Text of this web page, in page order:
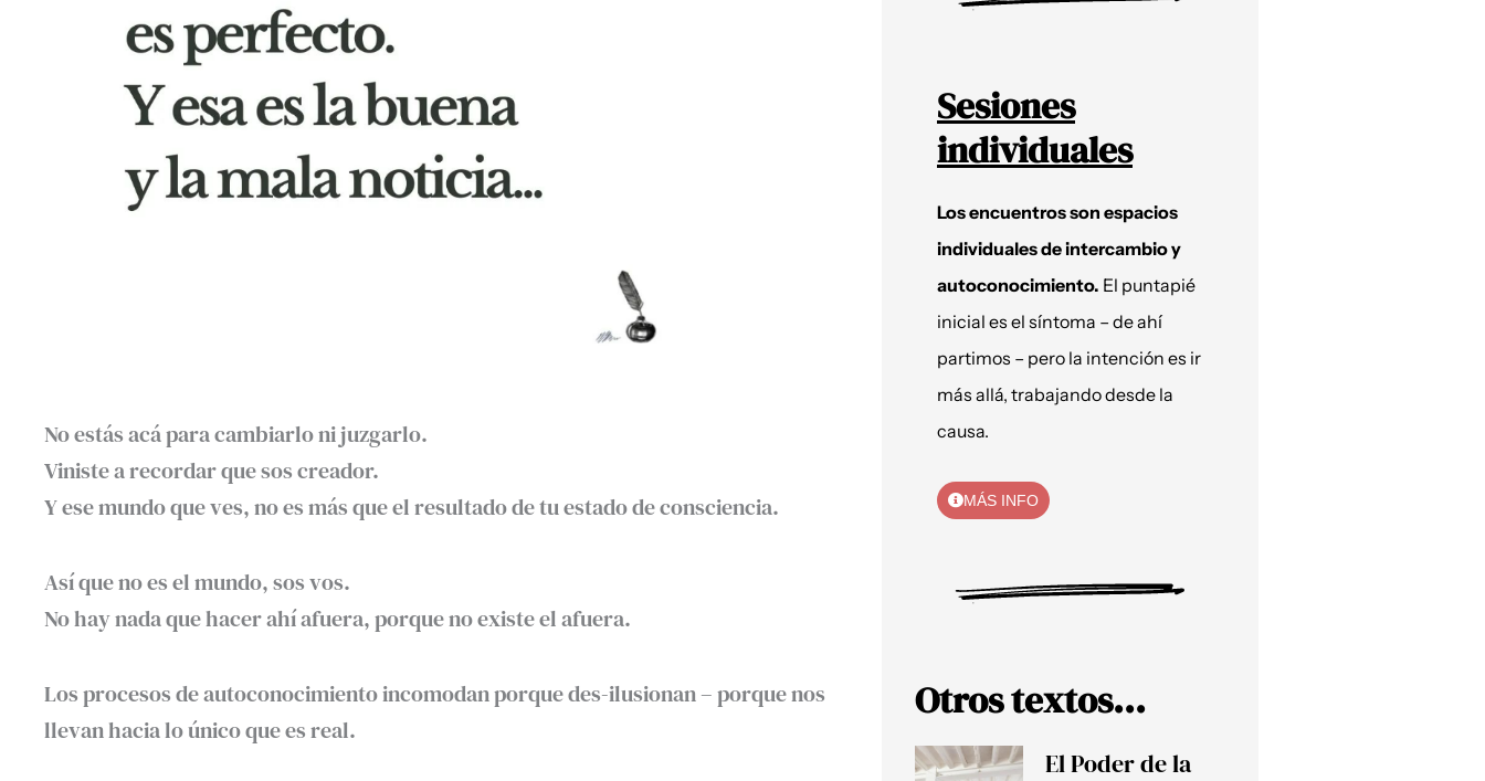
No estás acá para cambiarlo ni juzgarlo.
Viniste a recordar que sos creador.
Y ese mundo que ves, no es más que el resultado de tu estado de consciencia.
Así que no es el mundo, sos vos.
No hay nada que hacer ahí afuera, porque no existe el afuera.
Los procesos de autoconocimiento incomodan porque des-ilusionan – porque nos
llevan hacia lo único que es real.
Sesiones
individuales
Los encuentros son espacios
individuales de intercambio y
autoconocimiento. El puntapié
inicial es el síntoma – de ahí
partimos – pero la intención es ir
más allá, trabajando desde la
causa.
MÁS INFO
Otros textos...
El Poder de la